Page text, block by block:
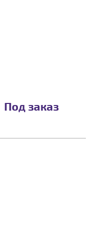
Под заказ